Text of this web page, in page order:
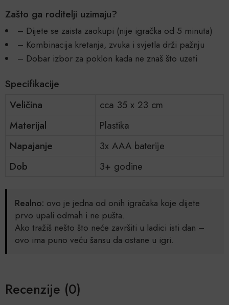
Zašto ga roditelji uzimaju?
– Dijete se zaista zaokupi (nije igračka od 5 minuta)
– Kombinacija kretanja, zvuka i svjetla drži pažnju
– Dobar izbor za poklon kada ne znaš što uzeti
Specifikacije
Veličina
cca 35 x 23 cm
Materijal
Plastika
Napajanje
3x AAA baterije
Dob
3+ godine
Realno: ovo je jedna od onih igračaka koje dijete
prvo upali odmah i ne pušta.
Ako tražiš nešto što neće završiti u ladici isti dan –
ovo ima puno veću šansu da ostane u igri.
Recenzije (0)